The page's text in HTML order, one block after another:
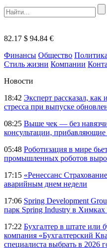
82.17 $ 94.84 €
Финансы Общество Политика
Стиль жизни Компании
Новости
18:42 Эксперт рассказал, как
стресса при выпуске
08:25 Выше чек — без
консультации,
05:48 Роботизация в мире
промышленных роботов
17:15 «Ренессанс
аварийным днем недели
17:06 Spring Development
парк Spring Industry в
17:22 Бухгалтер в штате или
компания «Бухгалтерский
специалиста выбрать в 2026